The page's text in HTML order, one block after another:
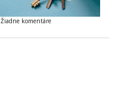
Žiadne komentáre